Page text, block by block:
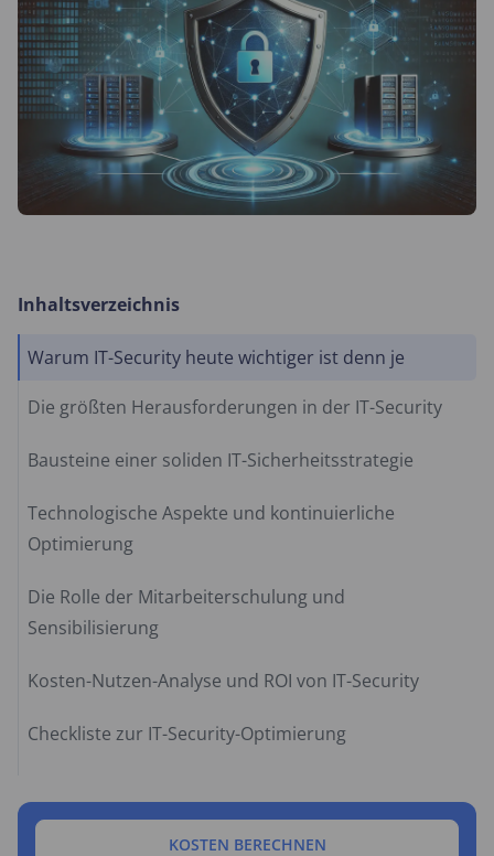
Inhaltsverzeichnis
Warum IT-Security heute wichtiger ist denn je
Die größten Herausforderungen in der IT-Security
Bausteine einer soliden IT-Sicherheitsstrategie
Technologische Aspekte und kontinuierliche
Optimierung
Die Rolle der Mitarbeiterschulung und
Sensibilisierung
Kosten-Nutzen-Analyse und ROI von IT-Security
Checkliste zur IT-Security-Optimierung
Fazit: Mit dem richtigen Partnernetzwerk eine starke
KOSTEN BERECHNEN